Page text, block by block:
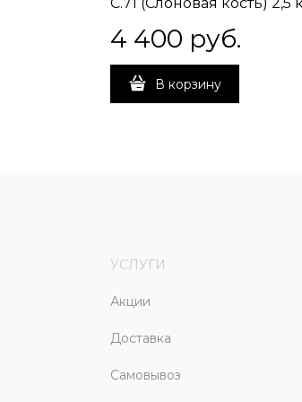
4 400 руб.
В корзину
УСЛУГИ
Акции
Доставка
Самовывоз